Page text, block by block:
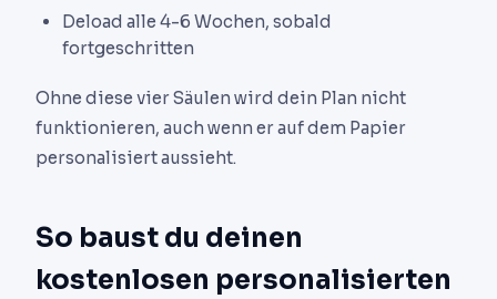
Deload alle 4-6 Wochen, sobald
fortgeschritten
Ohne diese vier Säulen wird dein Plan nicht
funktionieren, auch wenn er auf dem Papier
personalisiert aussieht.
So baust du deinen
kostenlosen personalisierten